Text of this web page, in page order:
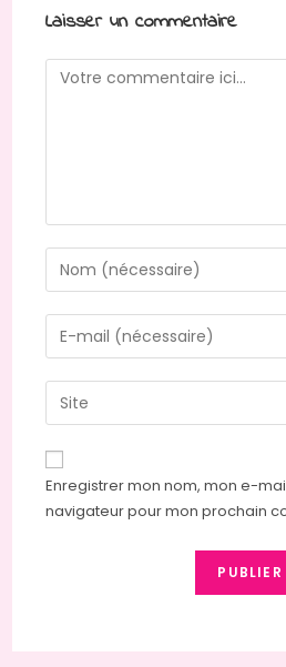
Laisser un commentaire
Comment
Enter
your
name
or
to
comment
Enter
your
email
address
comment
Saisir
l’URL
de
votre
site
Enregistrer mon nom, mon e-
navigateur pour mon prochain